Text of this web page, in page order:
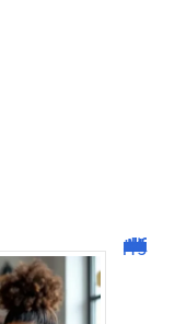
Malgrim com : tout ce que vous devez savoir sur la plateforme !